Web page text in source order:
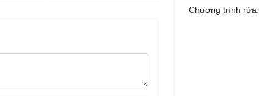
Chương trình rửa: